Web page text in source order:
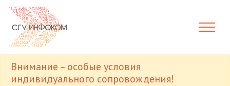
Внимание – особые условия
индивидуального сопровождения!